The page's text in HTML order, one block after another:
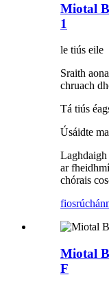
Miotal
1
le tiús eile
Sraith
chruach
Tá tiús
Úsáidte
Laghdaigh
ar
chórais
fiosrúchán
Miotal
F